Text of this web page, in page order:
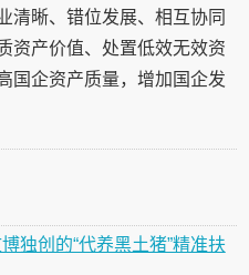
清晰、错位发展、相互协同
资产价值、处置低效无效资
国企资产质量，增加国企发
独创的“代养黑土猪”精准扶